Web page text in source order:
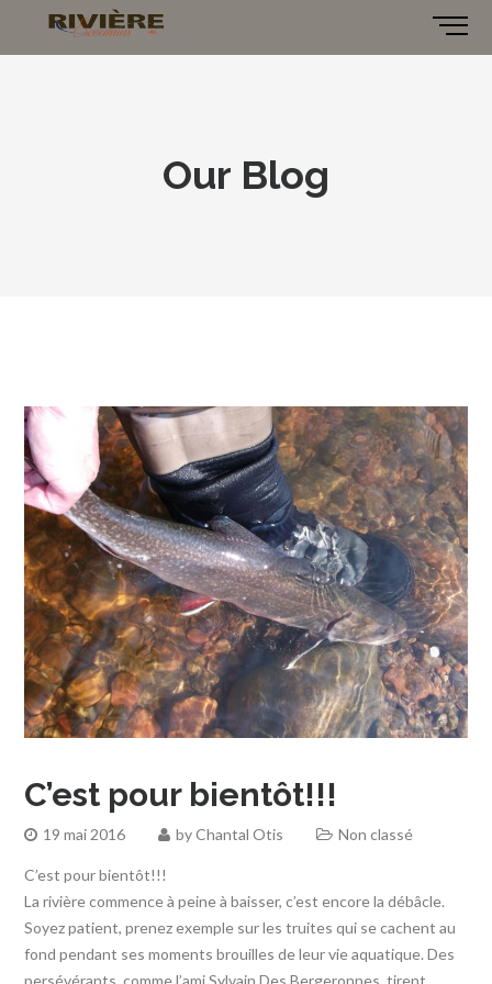
Our Blog
C’est pour bientôt!!!
19 mai 2016 byChantal Otis Non classé
C’est pour bientôt!!!
La rivière commence à peine à baisser, c’est encore la débâcle.
Soyez patient, prenez exemple sur les truites qui se cachent au
fond pendant ses moments brouilles de leur vie aquatique. Des